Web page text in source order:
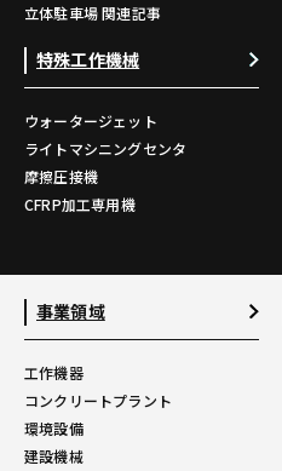
立体駐車場 関連記事
特殊工作機械
ウォータージェット
ライトマシニングセンタ
摩擦圧接機
CFRP加工専用機
事業領域
工作機器
コンクリートプラント
環境設備
建設機械